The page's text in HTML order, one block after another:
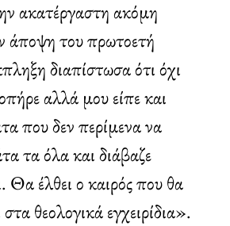
ακατέργαστη ακόμη
άποψη του πρωτοετή
διαπίστωσα ότι όχι
αλλά μου είπε και
που δεν περίμενα να
τα όλα και διάβαζε
Θα έλθει ο καιρός που θα
στα θεολογικά εγχειρίδια».